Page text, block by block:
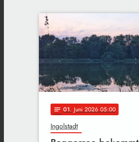
notes 01. Juni 2026 05:00
Ingolstadt